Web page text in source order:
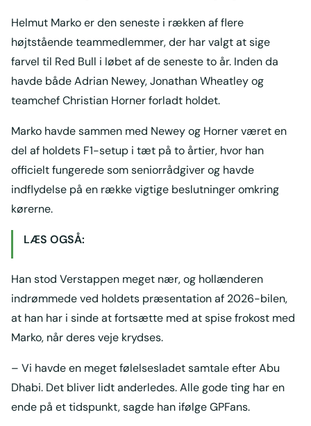
Helmut Marko er den seneste i rækken af flere
højtstående teammedlemmer, der har valgt at sige
farvel til Red Bull i løbet af de seneste to år. Inden da
havde både Adrian Newey, Jonathan Wheatley og
teamchef Christian Horner forladt holdet.
Marko havde sammen med Newey og Horner været en
del af holdets F1-setup i tæt på to årtier, hvor han
officielt fungerede som seniorrådgiver og havde
indflydelse på en række vigtige beslutninger omkring
kørerne.
LÆS OGSÅ:
Han stod Verstappen meget nær, og hollænderen
indrømmede ved holdets præsentation af 2026-bilen,
at han har i sinde at fortsætte med at spise frokost med
Marko, når deres veje krydses.
– Vi havde en meget følelsesladet samtale efter Abu
Dhabi. Det bliver lidt anderledes. Alle gode ting har en
ende på et tidspunkt, sagde han ifølge GPFans.